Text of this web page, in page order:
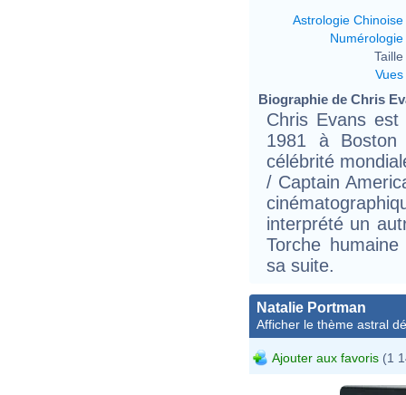
Astrologie Chinoise
Numérologie
Taille
Vues
Biographie de Chris
Chris Evans
1981 à
célébrité
/ Captain
interprété un
Torche
sa suite.
Natalie Portman
Afficher le thème astral
Ajouter aux favoris (1